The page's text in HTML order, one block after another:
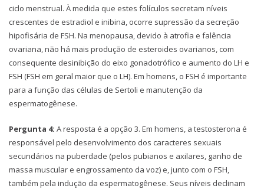
ciclo menstrual. À medida que estes folículos secretam níveis
crescentes de estradiol e inibina, ocorre supressão da secreção
hipofisária de FSH. Na menopausa, devido à atrofia e falência
ovariana, não há mais produção de esteroides ovarianos, com
consequente desinibição do eixo gonadotrófico e aumento do LH e
FSH (FSH em geral maior que o LH). Em homens, o FSH é importante
para a função das células de Sertoli e manutenção da
espermatogênese.
Pergunta 4: A resposta é a opção 3. Em homens, a testosterona é
responsável pelo desenvolvimento dos caracteres sexuais
secundários na puberdade (pelos pubianos e axilares, ganho de
massa muscular e engrossamento da voz) e, junto com o FSH,
também pela indução da espermatogênese. Seus níveis declinam